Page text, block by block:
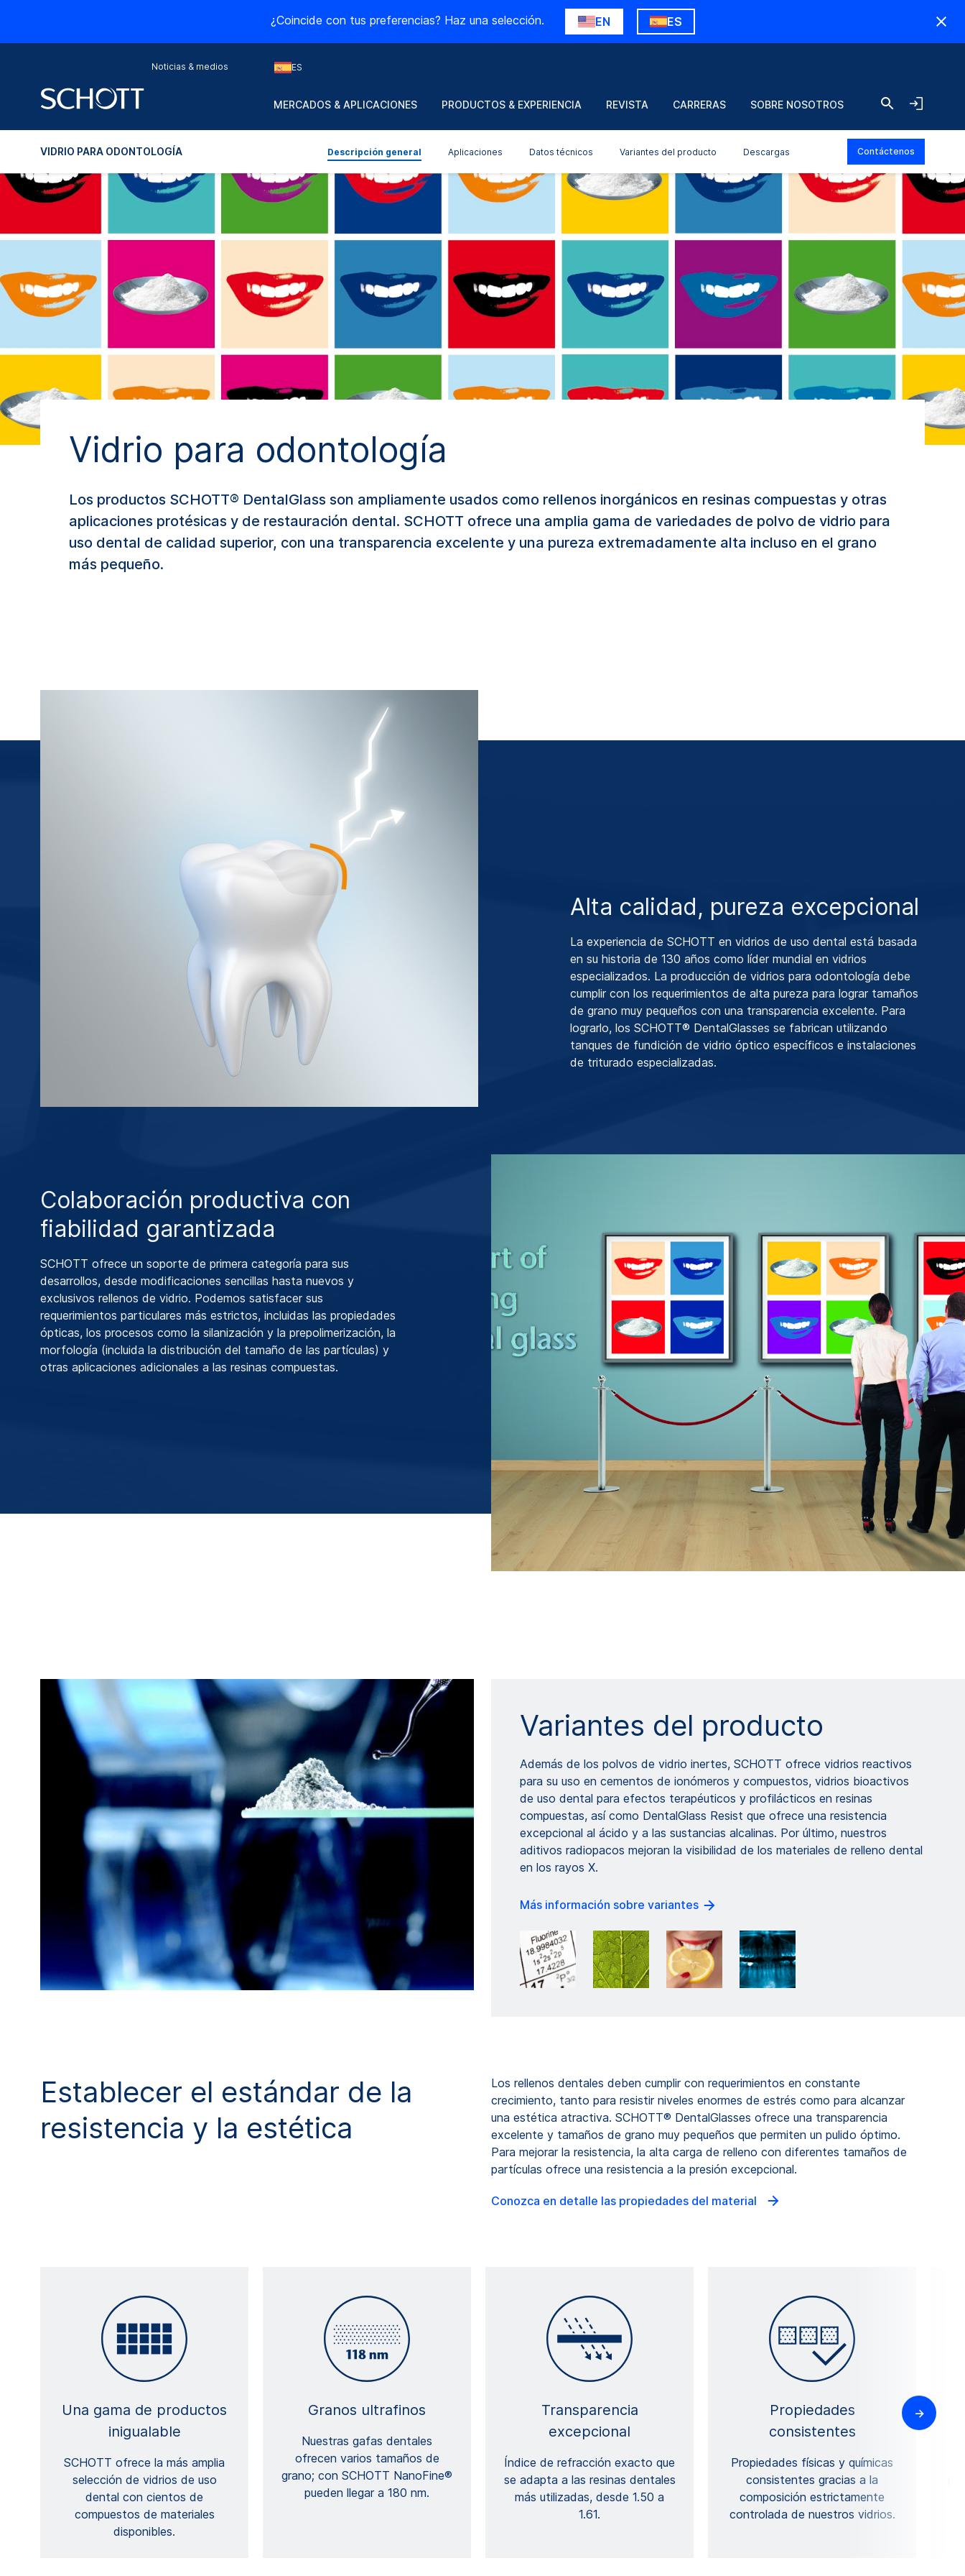
¿Coincide con tus preferencias? Haz una selección. EN ES
Noticias & medios ES
MERCADOS & APLICACIONES PRODUCTOS & EXPERIENCIA REVISTA CARRERAS SOBRE NOSOTROS
VIDRIO PARA ODONTOLOGÍA Descripción general Aplicaciones Datos técnicos Variantes del producto Descargas Contáctenos
Vidrio para odontología
Los productos SCHOTT® DentalGlass son ampliamente usados como rellenos inorgánicos en resinas compuestas y otras
aplicaciones protésicas y de restauración dental. SCHOTT ofrece una amplia gama de variedades de polvo de vidrio para
uso dental de calidad superior, con una transparencia excelente y una pureza extremadamente alta incluso en el grano
más pequeño.
Alta calidad, pureza excepcional
La experiencia de SCHOTT en vidrios de uso dental está basada
en su historia de 130 años como líder mundial en vidrios
especializados. La producción de vidrios para odontología debe
cumplir con los requerimientos de alta pureza para lograr tamaños
de grano muy pequeños con una transparencia excelente. Para
lograrlo, los SCHOTT® DentalGlasses se fabrican utilizando
tanques de fundición de vidrio óptico específicos e instalaciones
de triturado especializadas.
Colaboración productiva con
fiabilidad garantizada
SCHOTT ofrece un soporte de primera categoría para sus
desarrollos, desde modificaciones sencillas hasta nuevos y
exclusivos rellenos de vidrio. Podemos satisfacer sus
requerimientos particulares más estrictos, incluidas las propiedades
ópticas, los procesos como la silanización y la prepolimerización, la
morfología (incluida la distribución del tamaño de las partículas) y
otras aplicaciones adicionales a las resinas compuestas.
Variantes del producto
Además de los polvos de vidrio inertes, SCHOTT ofrece vidrios reactivos
para su uso en cementos de ionómeros y compuestos, vidrios bioactivos
de uso dental para efectos terapéuticos y profilácticos en resinas
compuestas, así como DentalGlass Resist que ofrece una resistencia
excepcional al ácido y a las sustancias alcalinas. Por último, nuestros
aditivos radiopacos mejoran la visibilidad de los materiales de relleno dental
en los rayos X.
Más información sobre variantes
Establecer el estándar de la
resistencia y la estética
Los rellenos dentales deben cumplir con requerimientos en constante
crecimiento, tanto para resistir niveles enormes de estrés como para alcanzar
una estética atractiva. SCHOTT® DentalGlasses ofrece una transparencia
excelente y tamaños de grano muy pequeños que permiten un pulido óptimo.
Para mejorar la resistencia, la alta carga de relleno con diferentes tamaños de
partículas ofrece una resistencia a la presión excepcional.
Conozca en detalle las propiedades del material
Una gama de productos
inigualable
SCHOTT ofrece la más amplia
selección de vidrios de uso
dental con cientos de
compuestos de materiales
disponibles.
Granos ultrafinos
Nuestras gafas dentales
ofrecen varios tamaños de
grano; con SCHOTT NanoFine®
pueden llegar a 180 nm.
Transparencia
excepcional
Índice de refracción exacto que
se adapta a las resinas dentales
más utilizadas, desde 1.50 a
1.61.
Propiedades
consistentes
Propiedades físicas y químicas
consistentes gracias a la
composición estrictamente
controlada de nuestros vidrios.